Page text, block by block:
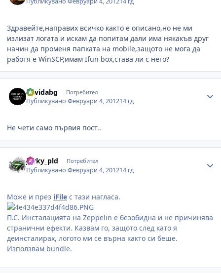
Здравейте,направих всичко както е описано,но не ми
излизат логата и искам да попитам дали има някакъв друг
начин да променя папката на mobile,защото не мога да
работя е WinSCP,имам Ifun box,става ли с него?
davidabg Потребител
ПубликуваноФевруари 4, 201214 гд
Не чети само първия пост..
Jorky_pld Потребител
ПубликуваноФевруари 4, 201214 гд
Може и през iFile с тази нагласа.
П.С. Инсталацията на Zeppelin е безобидна и не причинява
странични ефекти. Казвам го, защото след като я
деинсталирах, логото ми се върна както си беше.
Използвам bundle.